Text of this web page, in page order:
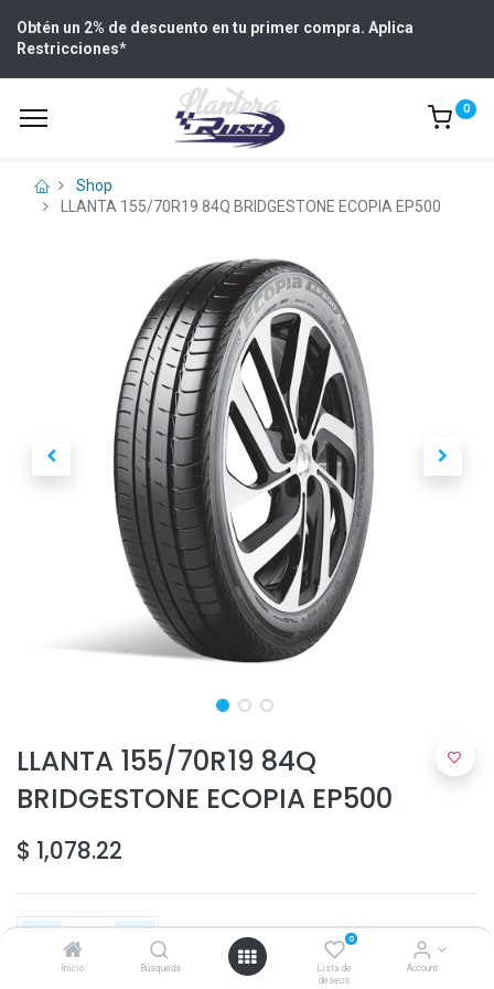
Inicio Búsqueda
0
Lista de
deseos
Account
Obtén un 2% de descuento en tu primer compra. Aplica
Restricciones*
0
Shop
LLANTA 155/70R19 84Q BRIDGESTONE ECOPIA EP500
LLANTA 155/70R19 84Q
BRIDGESTONE ECOPIA EP500
$ 1,078.22